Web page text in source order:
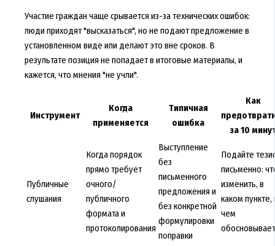
Участие граждан чаще срывается из-за технических ошибок:
люди приходят "высказаться", но не подают предложение в
установленном виде или делают это вне сроков. В
результате позиция не попадает в итоговые материалы, и
кажется, что мнения "не учли".
Инструмент
Когда
применяется
Типичная
ошибка
Как
за 10
Публичные
слушания
Когда порядок
прямо требует
очного/
публичного
формата и
протоколирования
Выступление
без
письменного
предложения и
без конкретной
формулировки
поправки
Подайте
письменно:
изменить, в
каком пункте,
чем